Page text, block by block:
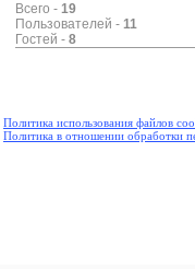
Всего - 19
Пользователей - 11
Гостей - 8
Политика использования файлов
Политика в отношении обработки